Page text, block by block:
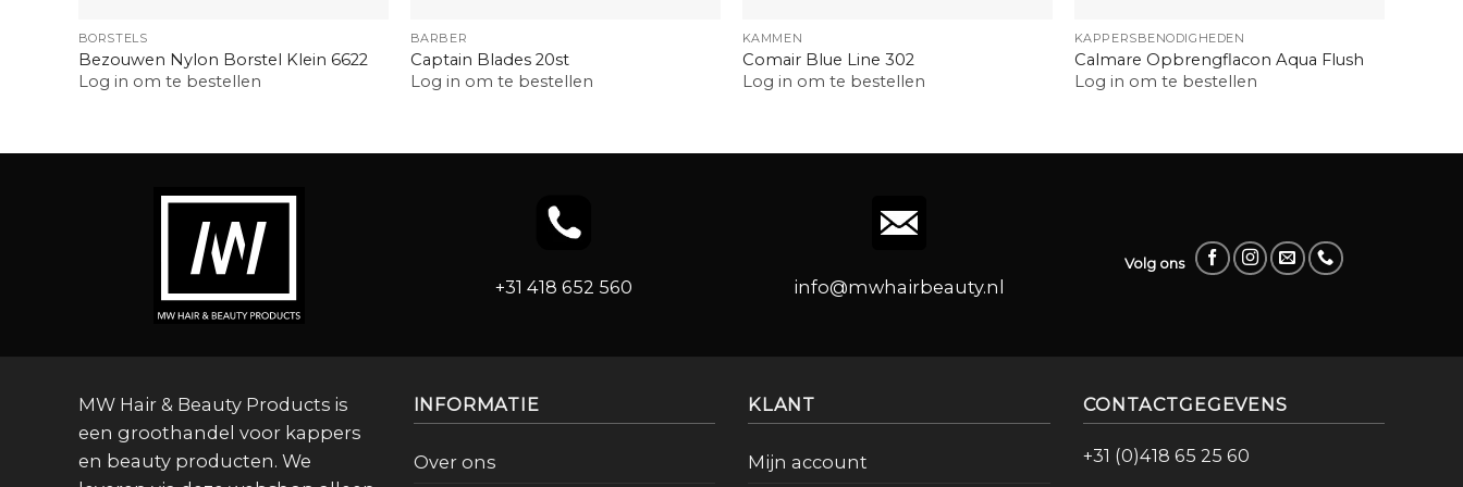
BORSTELS
Bezouwen Nylon Borstel Klein 6622
Log in om te bestellen
BARBER
Captain Blades 20st
Log in om te bestellen
KAMMEN
Comair Blue Line 302
Log in om te bestellen
KAPPERSBENODIGHEDEN
Calmare Opbrengflacon Aqua Flush
Log in om te bestellen
+31 418 652 560 info@mwhairbeauty.nl
Volg ons
MW Hair & Beauty Products is
een groothandel voor kappers
en beauty producten. We
INFORMATIE
Over ons
KLANT
Mijn account
CONTACTGEGEVENS
+31 (0)418 65 25 60